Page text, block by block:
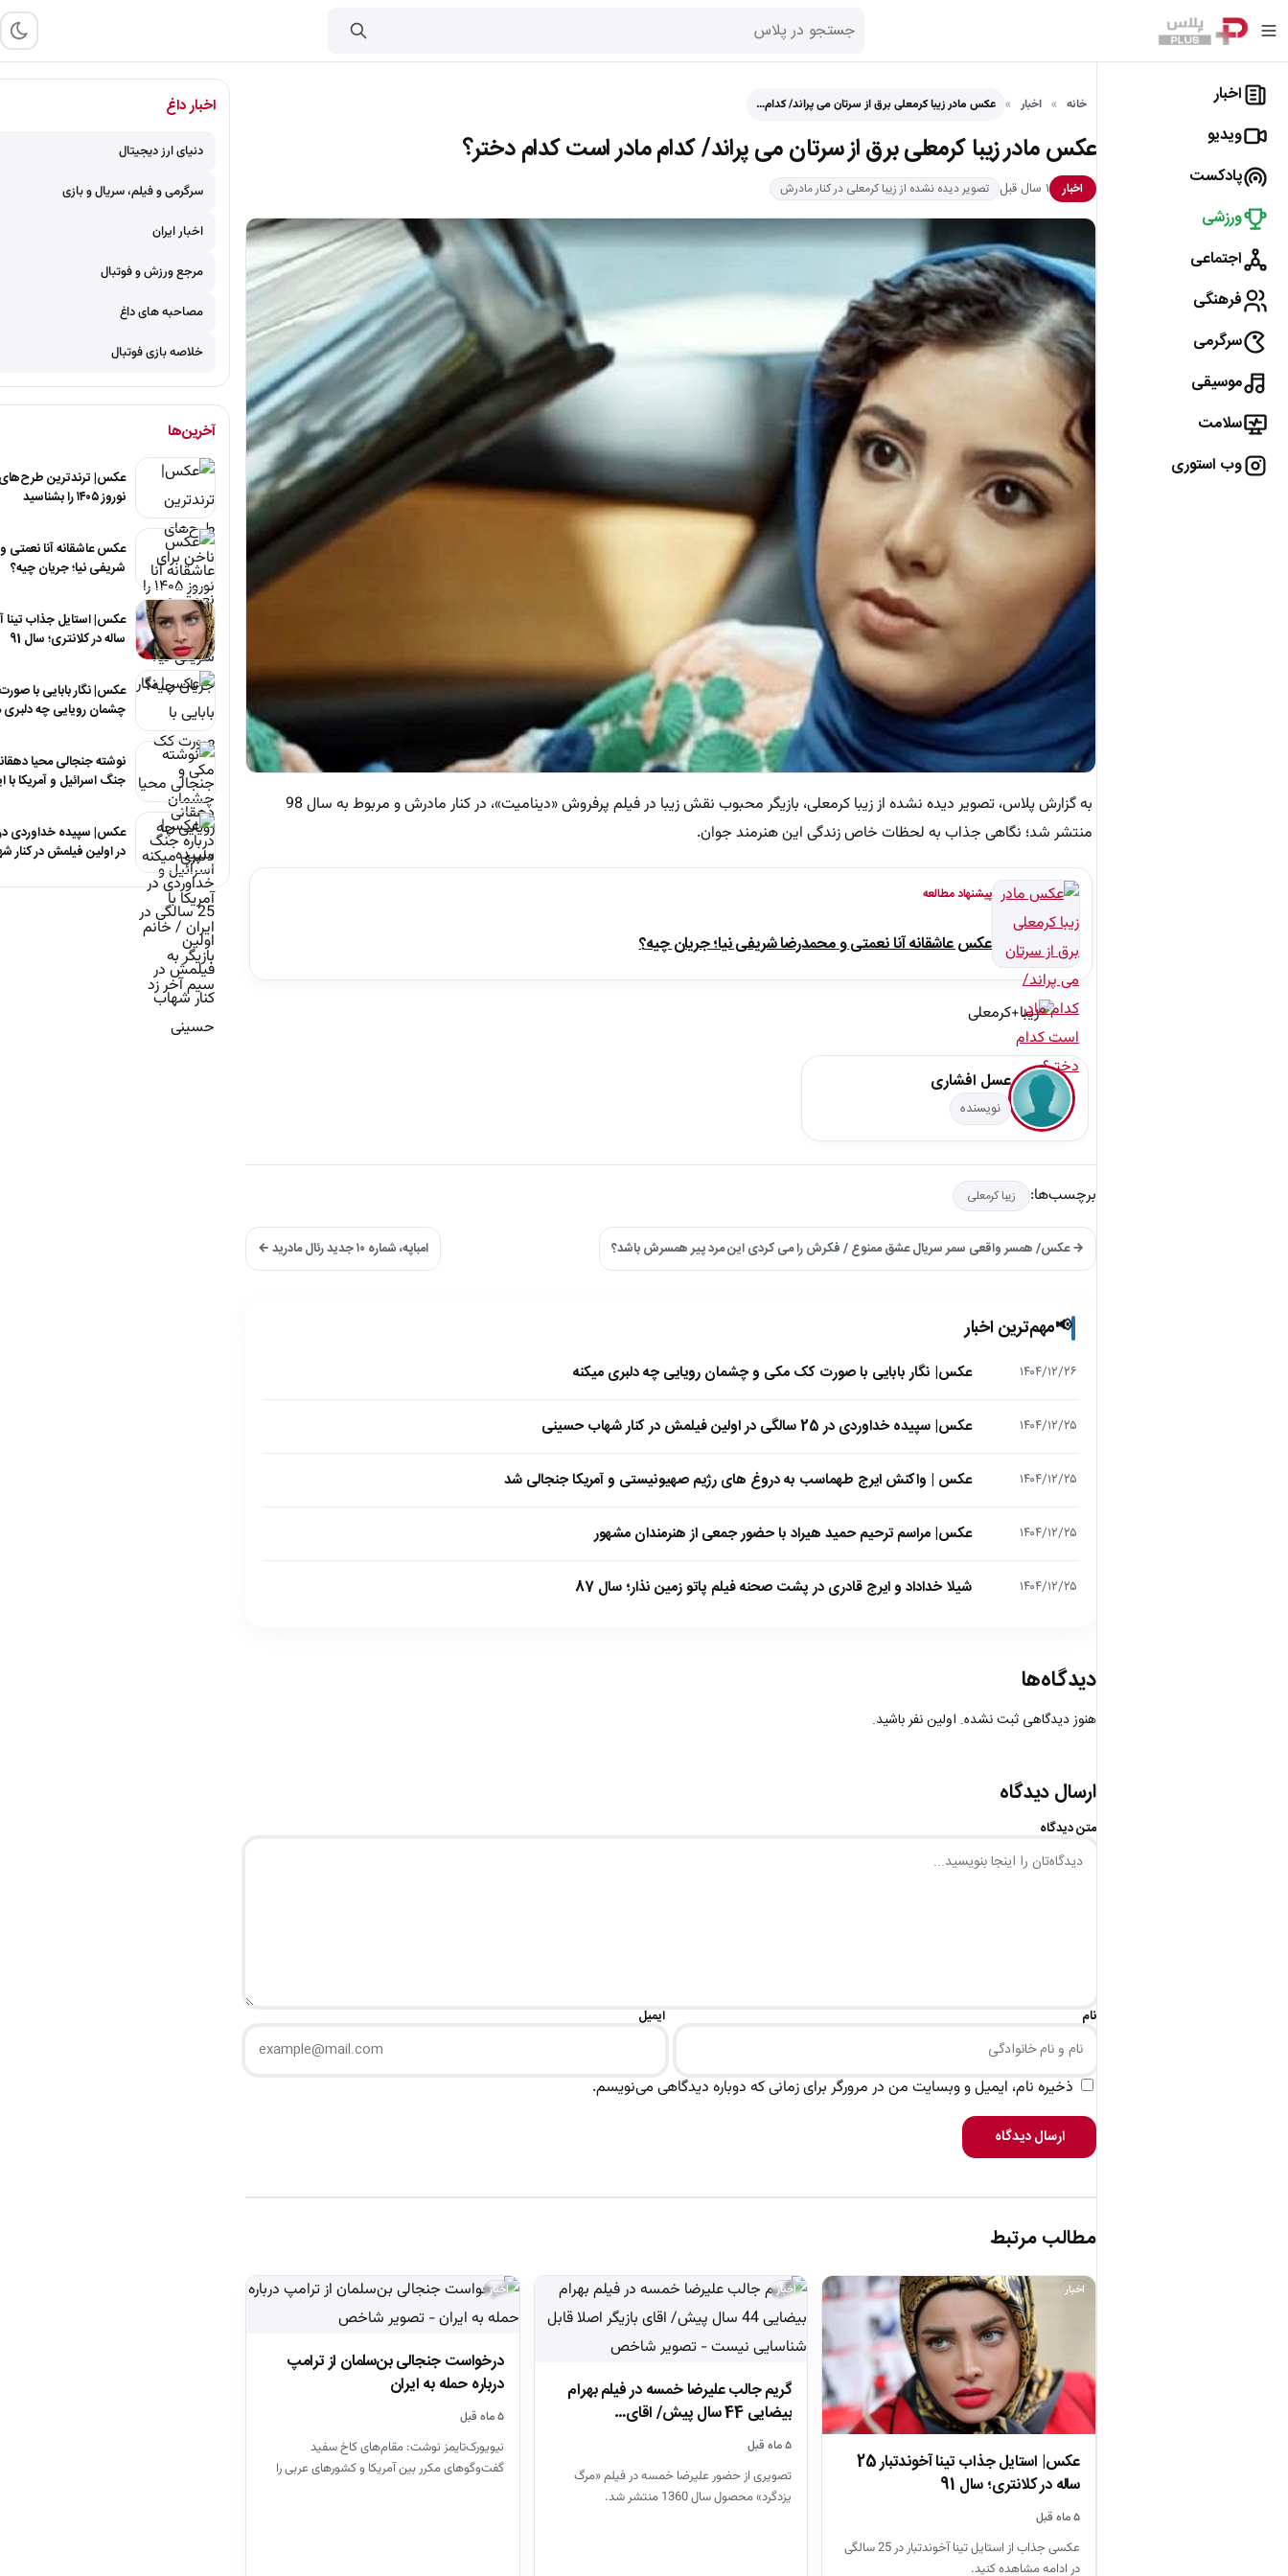
اخبار
ویدیو
پادکست
ورزشی
اجتماعی
فرهنگی
سرگرمی
موسیقی
سلامت
وب استوری
خانه اخبار عکس مادر زیبا کرمعلی برق از سرتان می پراند/ کدام…
عکس مادر زیبا کرمعلی برق از سرتان می پراند/ کدام مادر است کدام دختر؟
اخبار ۱ سال قبل تصویر دیده نشده از زیبا کرمعلی در کنار مادرش
به گزارش پلاس، تصویر دیده نشده از زیبا کرمعلی، بازیگر محبوب نقش زیبا در فیلم پرفروش «دینامیت»، در کنار مادرش و مربوط به سال 98
منتشر شد؛ نگاهی جذاب به لحظات خاص زندگی این هنرمند جوان.
پیشنهاد مطالعه
عکس عاشقانه آنا نعمتی و محمدرضا شریفی نیا؛ جریان چیه؟
عسل افشاری
نویسنده
برچسب‌ها: زیبا کرمعلی
→ عکس/ همسر واقعی سمر سریال عشق ممنوع / فکرش را می کردی این مرد پیر همسرش باشد؟ امباپه، شماره ۱۰ جدید رئال مادرید ←
📢مهم‌ترین اخبار
۱۴۰۴/۱۲/۲۶ عکس| نگار بابایی با صورت کک مکی و چشمان رویایی چه دلبری میکنه
۱۴۰۴/۱۲/۲۵ عکس| سپیده خداوردی در 25 سالگی در اولین فیلمش در کنار شهاب حسینی
۱۴۰۴/۱۲/۲۵ عکس | واکنش ایرج طهماسب به دروغ های رژیم صهیونیستی و آمریکا جنجالی شد
۱۴۰۴/۱۲/۲۵ عکس| مراسم ترحیم حمید هیراد با حضور جمعی از هنرمندان مشهور
۱۴۰۴/۱۲/۲۵ شیلا خداداد و ایرج قادری در پشت صحنه فیلم پاتو زمین نذار؛ سال 87
دیدگاه‌ها
هنوز دیدگاهی ثبت نشده. اولین نفر باشید.
ارسال دیدگاه
متن دیدگاه
نام ایمیل
ذخیره نام، ایمیل و وبسایت من در مرورگر برای زمانی که دوباره دیدگاهی می‌نویسم.
ارسال دیدگاه
مطالب مرتبط
اخبار
عکس| استایل جذاب تینا آخوندتبار 25
ساله در کلانتری؛ سال 91
۵ ماه قبل
عکسی جذاب از استایل تینا آخوندتبار در 25 سالگی
در ادامه مشاهده کنید.
اخبار
گریم جالب علیرضا خمسه در فیلم بهرام
بیضایی 44 سال پیش/ اقای…
۵ ماه قبل
تصویری از حضور علیرضا خمسه در فیلم «مرگ
یزدگرد» محصول سال 1360 منتشر شد.
اخبار
درخواست جنجالی بن‌سلمان از ترامپ
درباره حمله به ایران
۵ ماه قبل
نیویورک‌تایمز نوشت: مقام‌های کاخ سفید
گفت‌و‌گو‌های مکرر بین آمریکا و کشور‌های عربی را
اخبار داغ
دنیای ارز دیجیتال
سرگرمی و فیلم، سریال و بازی
اخبار ایران
مرجع ورزش و فوتبال
مصاحبه های داغ
خلاصه بازی فوتبال
آخرین‌ها
عکس| ترندترین
نوروز ۱۴۰۵ را بشناسید
عکس عاشقانه آنا نعمتی
شریفی نیا؛ جریان چیه؟
ساله در کلانتری؛ سال 91
عکس| نگار بابایی با
چشمان رویایی چه دلبری
نوشته جنجالی محیا
جنگ اسرائیل و آمریکا با
در اولین فیلمش در